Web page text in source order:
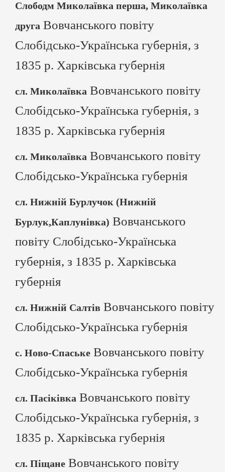
Слободм Миколаївка перша, Миколаївка
друга Вовчанського повіту
Слобідсько-Українська губернія, з
1835 р. Харківська губернія
сл. Миколаївка Вовчанського повіту
Слобідсько-Українська губернія, з
1835 р. Харківська губернія
сл. Миколаївка Вовчанського повіту
Слобідсько-Українська губернія
сл. Нижній Бурлучок (Нижній
Бурлук,Каплунівка) Вовчанського
повіту Слобідсько-Українська
губернія, з 1835 р. Харківська
губернія
сл. Нижній Салтів Вовчанського повіту
Слобідсько-Українська губернія
с. Ново-Спаське Вовчанського повіту
Слобідсько-Українська губернія
сл. Пасіківка Вовчанського повіту
Слобідсько-Українська губернія, з
1835 р. Харківська губернія
сл. Піщане Вовчанського повіту